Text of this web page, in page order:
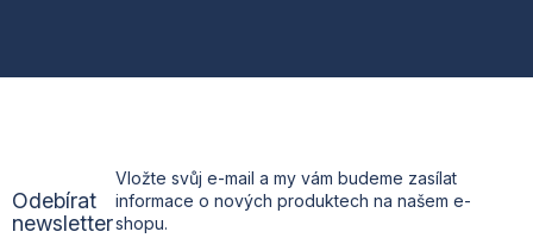
p
Odebírat
newsletter
Vložte svůj e-mail a my vám budeme zasílat
informace o nových produktech na našem e-
shopu.